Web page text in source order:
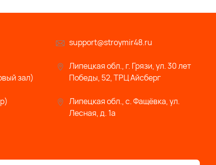
support@stroymir48.ru
Липецкая обл., г. Грязи, ул. 30 лет
Победы, 52, ТРЦ Айсберг
Липецкая обл., с. Фащёвка, ул.
Лесная, д. 1а
зал)